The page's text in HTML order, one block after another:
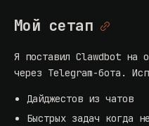
Мой сетап
Я поставил Clawdbot на
через Telegram-бота.
Дайджестов из чатов
Быстрых задач когда